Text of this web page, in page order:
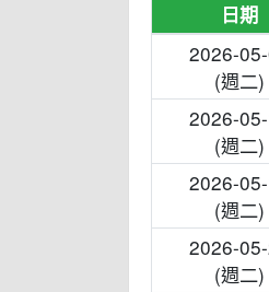
日期
2026-
(週二)
2026-
(週二)
2026-
(週二)
2026-
(週二)